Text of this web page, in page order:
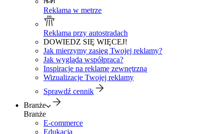
Reklama w metrze
Reklama przy autostradach
DOWIEDZ SIĘ WIĘCEJ!
Jak mierzymy zasięg Twojej reklamy?
Jak wygląda współpraca?
Inspiracje na reklamę zewnętrzną
Wizualizacje Twojej reklamy
Sprawdź cennik
Branże
Branże
E-commerce
Edukacja